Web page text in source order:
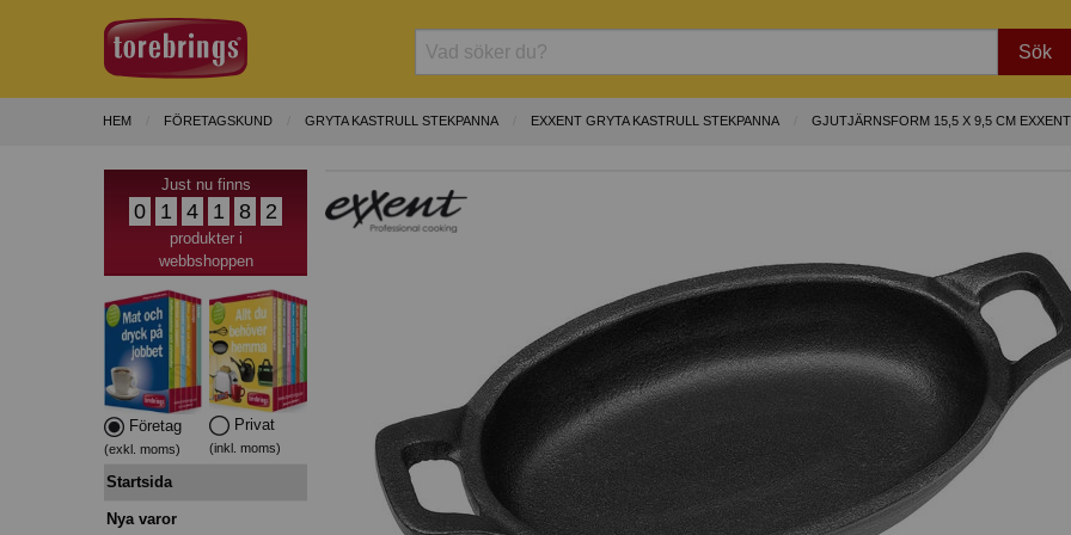
Sök
HEM FÖRETAGSKUND GRYTA KASTRULL STEKPANNA EXXENT GRYTA KASTRULL STEKPANNA GJUTJÄRNSFORM 15,5 X 9,5 CM EXXENT
Just nu finns
0 1 4 1 8 2
produkter i
webbshoppen
Företag
(exkl. moms)
Privat
(inkl. moms)
Startsida
Nya varor